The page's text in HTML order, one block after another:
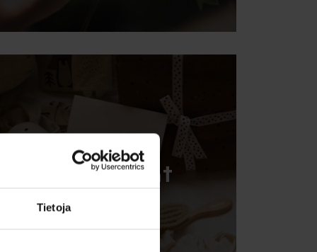
Tietoja
Kummilahjat
Tutustu lahjoihin